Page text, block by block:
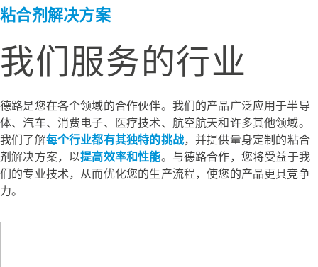
粘合剂解决方案
我们服务的行业
德路是您在各个领域的合作伙伴。我们的产品广泛应用于半导
体、汽车、消费电子、医疗技术、航空航天和许多其他领域。
我们了解每个行业都有其独特的挑战，并提供量身定制的粘合
剂解决方案，以提高效率和性能。与德路合作，您将受益于我
们的专业技术，从而优化您的生产流程，使您的产品更具竞争
力。